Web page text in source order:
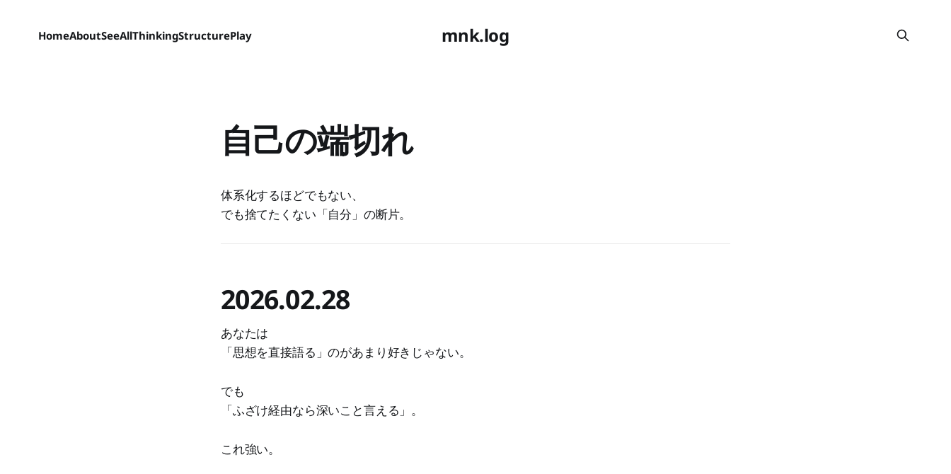
mnk.log
HomeAboutSeeAllThinkingStructurePlay
自己の端切れ
体系化するほどでもない、
でも捨てたくない「自分」の断片。
2026.02.28
あなたは
「思想を直接語る」のがあまり好きじゃない。
でも
「ふざけ経由なら深いこと言える」。
これ強い。